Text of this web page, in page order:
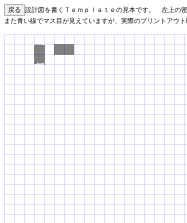
設計図を書くＴｅｍｐｌａｔｅの見本です。 左上の
また青い線でマス目が見えていますが、実際のプリントアウ